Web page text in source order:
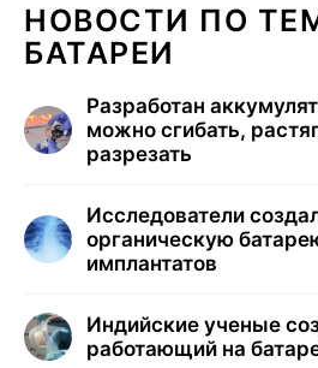
НОВОСТИ ПО
БАТАРЕИ
Разработан
можно сгибать,
разрезать
Исследователи
органическую
имплантатов
Индийские ученые
работающий на